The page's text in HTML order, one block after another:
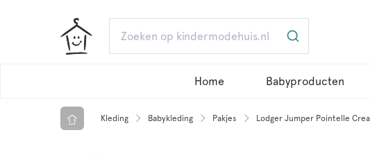
Home Babyproducten
Kleding Babykleding Pakjes Lodger Jumper Pointelle